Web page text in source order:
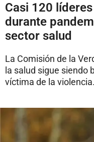
Casi 120
durante
sector salud
La Comisión de la
la salud sigue siendo
víctima de la violencia.